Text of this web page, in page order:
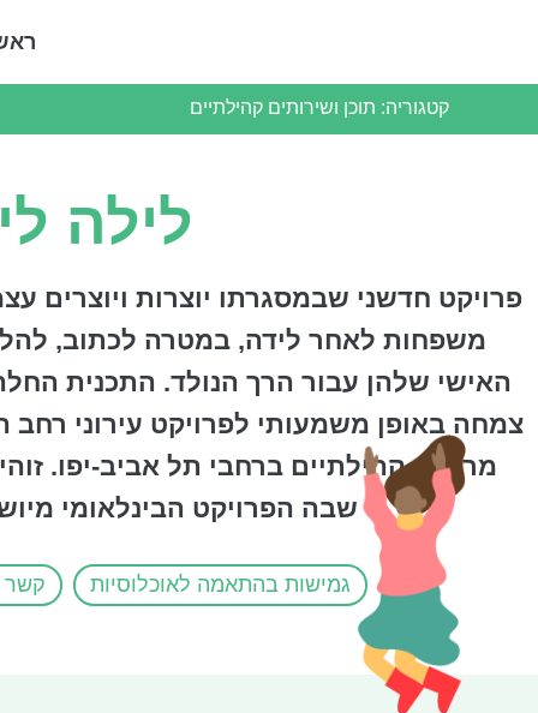
קטגוריה: תוכן ושירותים קהילתיים
לילה
פרויקט חדשני שבמסגרתו יוצרות ויוצרים
משפחות לאחר לידה, במטרה לכתוב,
האישי שלהן עבור הרך הנולד. התכנית
צמחה באופן משמעותי לפרויקט עירוני
מרכזים קהילתיים ברחבי תל אביב-יפו.
שבה הפרויקט הבינלאומי
גמישות בהתאמה לאוכלוסיות קשר